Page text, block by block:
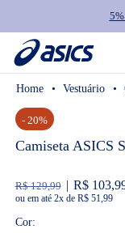
Vestuário
- 20%
Camiseta ASICS
R$ 129,99 R$
ou 2xde R$ 51,99
Cor: